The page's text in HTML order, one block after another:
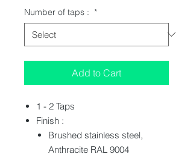
Number of taps : *
Add to Cart
1 - 2 Taps
Finish :
Brushed stainless steel,
Anthracite RAL 9004